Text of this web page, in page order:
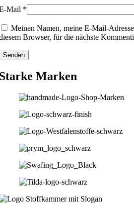
Mail *
Meinen Namen, meine E-Mail-
Browser, für die nächste
Marken